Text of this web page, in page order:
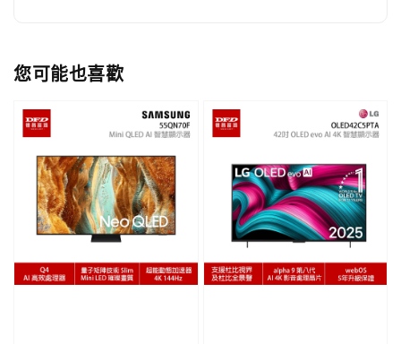
您可能也喜歡